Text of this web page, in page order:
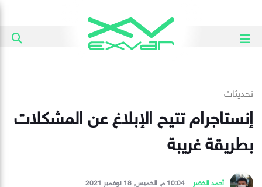
تحديثات
إنستاجرام تتيح الإبلاغ عن المشكلات
بطريقة غريبة
أحمد الخضر 10:04 م, الخميس, 18 نوفمبر 2021